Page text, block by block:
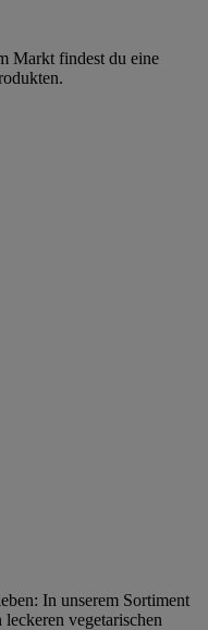
Markt findest du eine
In unserem Sortiment
vegetarischen